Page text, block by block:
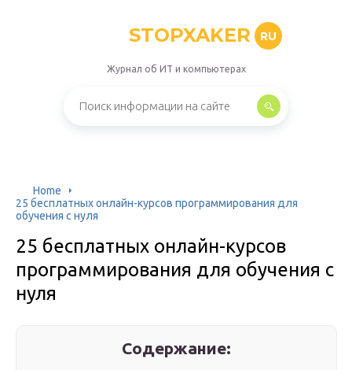
STOPXAKER RU
Журнал об ИТ и компьютерах
Home
25 бесплатных онлайн-курсов программирования для
обучения с нуля
25 бесплатных онлайн-курсов
программирования для обучения с
нуля
Содержание: